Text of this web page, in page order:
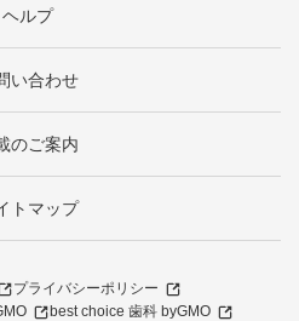
ヘルプ
い合わせ
のご案内
トマップ
プライバシーポリシー
best choice 歯科 byGMO